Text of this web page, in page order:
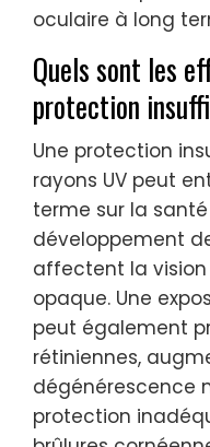
oculaire à long
Quels sont les
protection
Une protection
rayons UV peut
terme sur la
développement
affectent la
opaque. Une
peut également
rétiniennes,
dégénérescence
protection